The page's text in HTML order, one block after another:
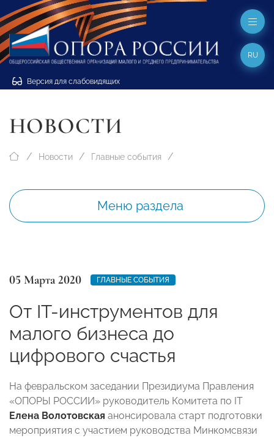
Версия для слабовидящих
RU
НОВОСТИ
Новости Главные события
Меню раздела
05 Марта 2020 ГЛАВНЫЕ СОБЫТИЯ
От IT-инструментов для
малого бизнеса до
цифрового счастья
На февральском заседании Президиума Правления
«ОПОРЫ РОССИИ» руководитель Комитета по IT
Елена Волотовская анонсировала старт подготовки
мероприятия с участием руководства Минкомсвязи